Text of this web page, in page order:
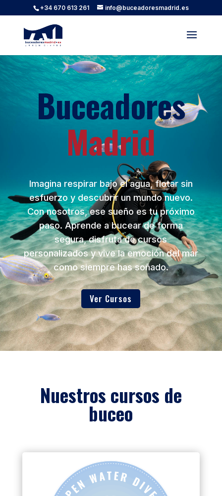
+34 670 613 261 info@buceadoresmadrid.es
Buceadores
Madrid
Imagina respirar bajo el agua, flotar sin
esfuerzo y descubrir un mundo nuevo.
Con nosotros, ese sueño es tu próximo
paso. Aprende a bucear de forma
segura, disfruta de cursos
personalizados y vive la emoción del mar
como siempre has soñado.
Ver Cursos
Nuestros cursos de
buceo